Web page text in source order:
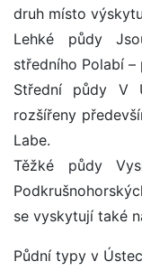
druh místo výskytu
Lehké půdy
středního Polabí
Střední půdy V
rozšířeny
Labe.
Těžké půdy
se vyskytují také
Půdní typy v